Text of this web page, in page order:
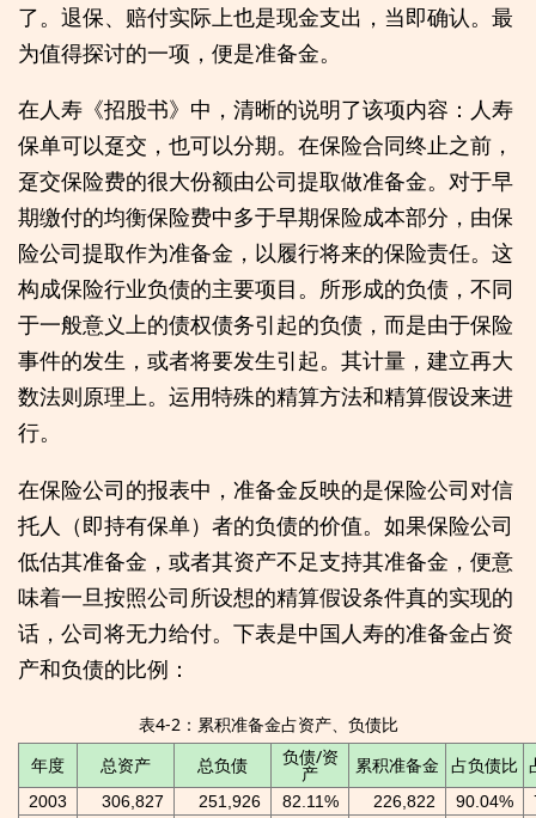
了。退保、赔付实际上也是现金支出，当即确认。最
为值得探讨的一项，便是准备金。
在人寿《招股书》中，清晰的说明了该项内容：人寿
保单可以趸交，也可以分期。在保险合同终止之前，
趸交保险费的很大份额由公司提取做准备金。对于早
期缴付的均衡保险费中多于早期保险成本部分，由保
险公司提取作为准备金，以履行将来的保险责任。这
构成保险行业负债的主要项目。所形成的负债，不同
于一般意义上的债权债务引起的负债，而是由于保险
事件的发生，或者将要发生引起。其计量，建立再大
数法则原理上。运用特殊的精算方法和精算假设来进
行。
在保险公司的报表中，准备金反映的是保险公司对信
托人（即持有保单）者的负债的价值。如果保险公司
低估其准备金，或者其资产不足支持其准备金，便意
味着一旦按照公司所设想的精算假设条件真的实现的
话，公司将无力给付。下表是中国人寿的准备金占资
产和负债的比例：
表4-2：累积准备金占资产、负债比
年度
总资产 总负债 负债/资
产 累积准备金 占负债比
2003 306,827 251,926 82.11% 226,822 90.04%